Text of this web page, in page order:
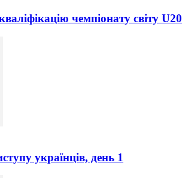
чемпіонату світу U20
українців, день 1